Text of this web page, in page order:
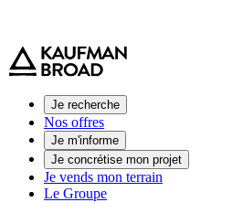
Je recherche
Nos offres
Je m'informe
Je concrétise mon projet
Je vends mon terrain
Le Groupe